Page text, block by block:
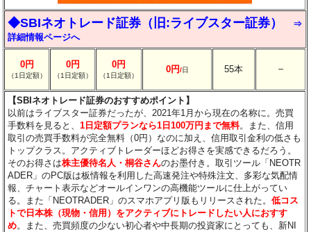
◆SBIネオトレード証券（旧:ライブスター証券）
⇒
詳細情報ページへ
0円
（1日定額）
0円
（1日定額）
0円
（1日定額）
0円/日 55本 －
【SBIネオトレード証券のおすすめポイント】
以前はライブスター証券だったが、2021年1月から現在の名称に。売買
手数料を見ると、1日定額プランなら1日100万円まで無料。また、信用
取引の売買手数料が完全無料（0円）なのに加え、信用取引金利の低さも
トップクラス。アクティブトレーダーほどお得さを実感できるだろう。
そのお得さは株主優待名人・桐谷さんのお墨付き。取引ツール「NEOTR
ADER」のPC版は板情報を利用した高速発注や特殊注文、多彩な気配情
報、チャート表示などオールインワンの高機能ツールに仕上がってい
る。また「NEOTRADER」のスマホアプリ版もリリースされた。低コス
トで日本株（現物・信用）をアクティブにトレードしたい人におすす
め。また、売買頻度の少ない初心者や中長期の投資家にとっても、新NI